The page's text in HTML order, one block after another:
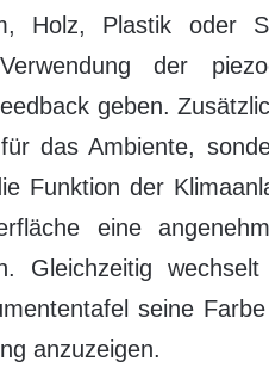
Holz, Plastik oder
der
geben.
das Ambiente,
Funktion der
eine
Gleichzeitig
seine
anzuzeigen.